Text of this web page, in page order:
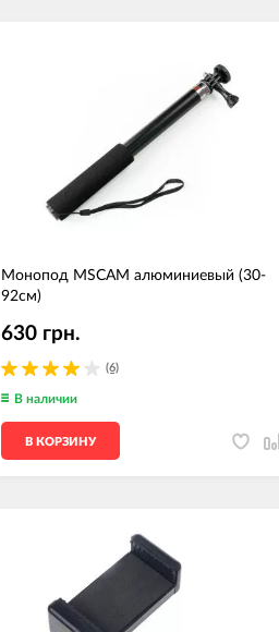
Монопод MSCAM алюминиевый (30-
92см)
(6)
630 грн.
В наличии
В КОРЗИНУ